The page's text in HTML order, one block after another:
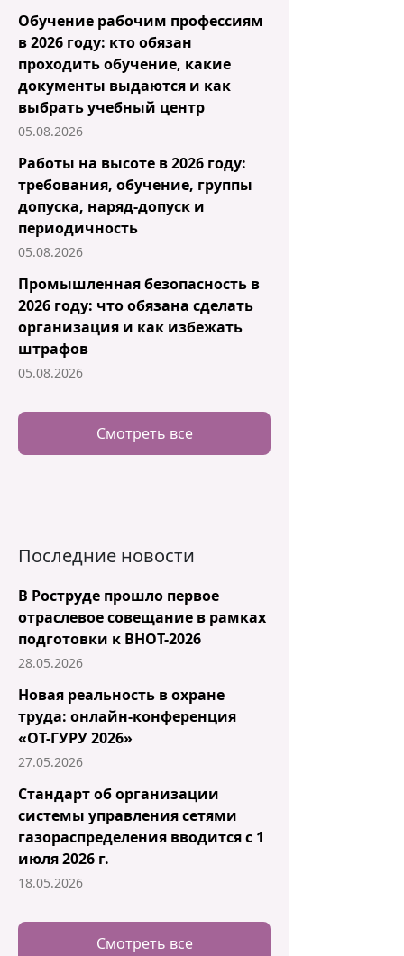
Обучение рабочим профессиям
в 2026 году: кто обязан
проходить обучение, какие
документы выдаются и как
выбрать учебный центр
05.08.2026
Работы на высоте в 2026 году:
требования, обучение, группы
допуска, наряд-допуск и
периодичность
05.08.2026
Промышленная безопасность в
2026 году: что обязана сделать
организация и как избежать
штрафов
05.08.2026
Смотреть все
Последние новости
В Роструде прошло первое
отраслевое совещание в рамках
подготовки к ВНОТ-2026
28.05.2026
Новая реальность в охране
труда: онлайн-конференция
«ОТ-ГУРУ 2026»
27.05.2026
Стандарт об организации
системы управления сетями
газораспределения вводится с 1
июля 2026 г.
18.05.2026
Смотреть все